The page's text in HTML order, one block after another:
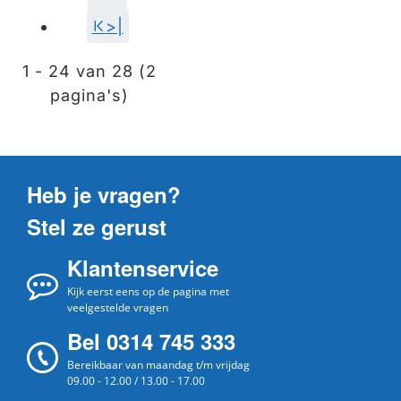
>|
1 - 24 van 28 (2
pagina's)
Heb je vragen?
Stel ze gerust
Klantenservice
Kijk eerst eens op de pagina met
veelgestelde vragen
Bel 0314 745 333
Bereikbaar van maandag t/m vrijdag
09.00 - 12.00 / 13.00 - 17.00